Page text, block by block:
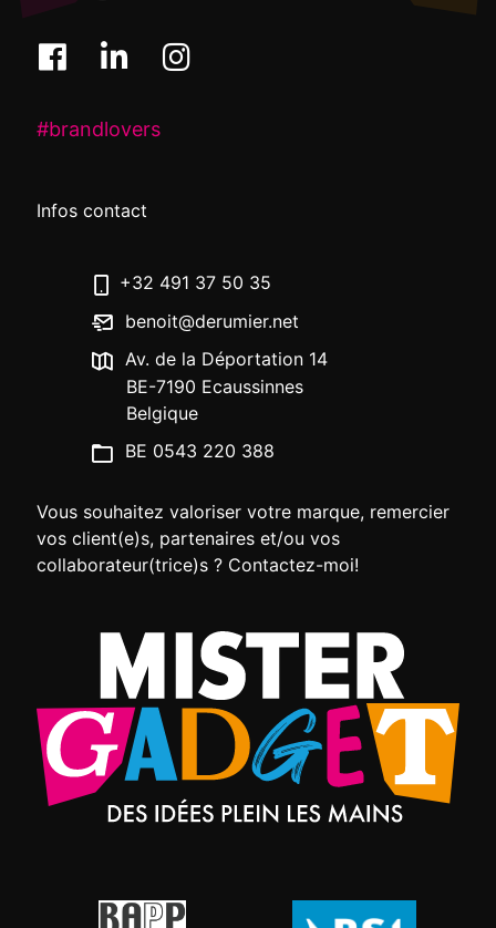
#brandlovers
Infos contact
+32 491 37 50 35
benoit@derumier.net
Av. de la Déportation 14
BE-7190 Ecaussinnes
Belgique
BE 0543 220 388
Vous souhaitez valoriser votre marque, remercier
vos client(e)s, partenaires et/ou vos
collaborateur(trice)s ? Contactez-moi!